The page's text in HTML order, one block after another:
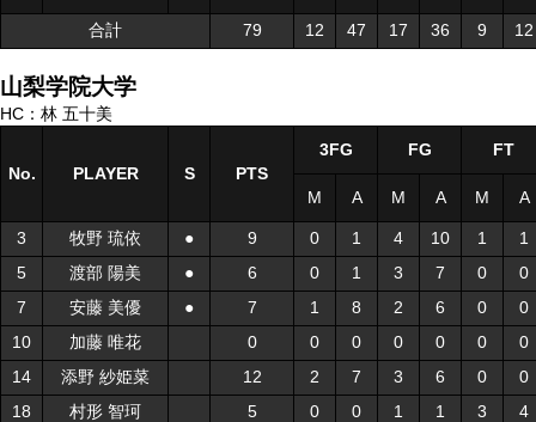
合計
合計 79 12 47 17 36 9 12
山梨学院大学
HC：林 五十美
No. PLAYER S
3 牧野 琉依
●
5
渡部 陽美
●
7
安藤 美優
●
10
加藤 唯花
14
添野 紗姫菜
18
村形 智珂
No. PLAYER S PTS
3FG FG FT
M A M A M A
3 牧野 琉依 ● 9 0 1 4 10 1
1
5
渡部 陽美 ● 6 0 1 3 7 0
0
7
安藤 美優 ● 7 1 8 2 6 0
0
10
加藤 唯花 0 0 0 0 0 0
0
14
添野 紗姫菜 12 2 7 3 6 0
0
18
村形 智珂 5 0 0 1 1 3
4